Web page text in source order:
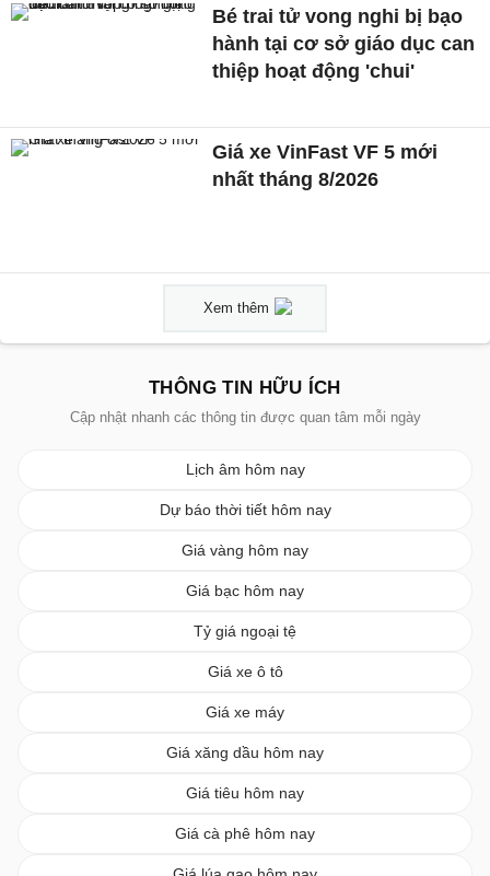
Bé trai tử vong nghi bị bạo
hành tại cơ sở giáo dục can
thiệp hoạt động 'chui'
Giá xe VinFast VF 5 mới
nhất tháng 8/2026
Xem thêm
THÔNG TIN HỮU ÍCH
Cập nhật nhanh các thông tin được quan tâm mỗi ngày
Lịch âm hôm nay
Dự báo thời tiết hôm nay
Giá vàng hôm nay
Giá bạc hôm nay
Tỷ giá ngoại tệ
Giá xe ô tô
Giá xe máy
Giá xăng dầu hôm nay
Giá tiêu hôm nay
Giá cà phê hôm nay